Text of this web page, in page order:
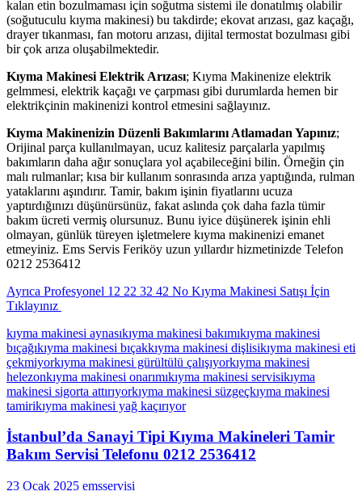
kalan etin bozulmaması için soğutma sistemi ile donatılmış olabilir
(soğutuculu kıyma makinesi) bu takdirde; ekovat arızası, gaz kaçağı,
drayer tıkanması, fan motoru arızası, dijital termostat bozulması gibi
bir çok arıza oluşabilmektedir.
Kıyma Makinesi Elektrik Arızası; Kıyma Makinenize elektrik
gelmmesi, elektrik kaçağı ve çarpması gibi durumlarda hemen bir
elektrikçinin makinenizi kontrol etmesini sağlayınız.
Kıyma Makinenizin Düzenli Bakımlarını Atlamadan Yapınız;
Orijinal parça kullanılmayan, ucuz kalitesiz parçalarla yapılmış
bakımların daha ağır sonuçlara yol açabileceğini bilin. Örneğin çin
malı rulmanlar; kısa bir kullanım sonrasında arıza yaptığında, rulman
yataklarını aşındırır. Tamir, bakım işinin fiyatlarını ucuza
yaptırdığınızı düşünürsünüz, fakat aslında çok daha fazla tümir
bakım ücreti vermiş olursunuz. Bunu iyice düşünerek işinin ehli
olmayan, günlük türeyen işletmelere kıyma makinenizi emanet
etmeyiniz. Ems Servis Feriköy uzun yıllardır hizmetinizde Telefon
0212 2536412
Ayrıca Profesyonel 12 22 32 42 No Kıyma Makinesi Satışı İçin
Tıklayınız
kıyma makinesi aynasıkıyma makinesi bakımıkıyma makinesi
bıçağıkıyma makinesi bıçakkıyma makinesi dişlisikıyma makinesi eti
çekmiyorkıyma makinesi gürültülü çalışıyorkıyma makinesi
helezonkıyma makinesi onarımıkıyma makinesi servisikıyma
makinesi sigorta attırıyorkıyma makinesi süzgeçkıyma makinesi
tamirikıyma makinesi yağ kaçırıyor
İstanbul’da Sanayi Tipi Kıyma Makineleri Tamir
Bakım Servisi Telefonu 0212 2536412
23 Ocak 2025 emsservisi